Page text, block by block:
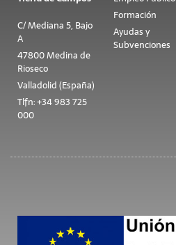
C/ Mediana 5, Bajo
A
47800 Medina de
Rioseco
Valladolid (España)
Tlfn: +34 983 725
000
Formación
Ayudas y
Subvenciones